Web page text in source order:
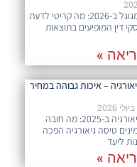
הסרת פסקי דין מגוגל ב-2026: מה קריטי לדעת
דין המופיעים בתוצאות
»
– איכות גבוהה במחיר
טיפולי שיניים בגיאורגיה ב-2025: מה חובה
טיסה גיאורגיה הפכה
ליעד
»